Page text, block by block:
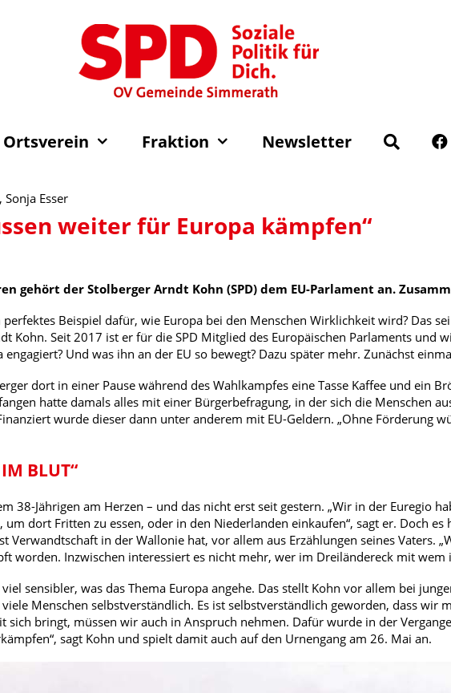
Ortsverein Fraktion Newsletter
Esser
weiter für Europa kämpfen“
gehört der Stolberger Arndt Kohn (SPD) dem EU-Parlament an.
perfektes Beispiel dafür, wie Europa bei den Menschen Wirklichkeit wird? Das
Kohn. Seit 2017 ist er für die SPD Mitglied des Europäischen Parlaments und
engagiert? Und was ihn an der EU so bewegt? Dazu später mehr. Zunächst
dort in einer Pause während des Wahlkampfes eine Tasse Kaffee und ein
hatte damals alles mit einer Bürgerbefragung, in der sich die Menschen
wurde dieser dann unter anderem mit EU-Geldern. „Ohne Förderung
BLUT“
38-Jährigen am Herzen – und das nicht erst seit gestern. „Wir in der Euregio
um dort Fritten zu essen, oder in den Niederlanden einkaufen“, sagt er. Doch es
Verwandtschaft in der Wallonie hat, vor allem aus Erzählungen seines Vaters.
worden. Inzwischen interessiert es nicht mehr, wer im Dreiländereck mit wem
sensibler, was das Thema Europa angehe. Das stellt Kohn vor allem bei
Menschen selbstverständlich. Es ist selbstverständlich geworden, dass wir
sich bringt, müssen wir auch in Anspruch nehmen. Dafür wurde in der
sagt Kohn und spielt damit auch auf den Urnengang am 26. Mai an.